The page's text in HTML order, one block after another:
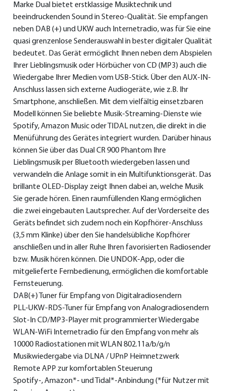
Marke Dual bietet erstklassige Musiktechnik und
beeindruckenden Sound in Stereo-Qualität. Sie empfangen
neben DAB (+) und UKW auch Internetradio, was für Sie eine
quasi grenzenlose Senderauswahl in bester digitaler Qualität
bedeutet. Das Gerät ermöglicht Ihnen neben dem Abspielen
Ihrer Lieblingsmusik oder Hörbücher von CD (MP3) auch die
Wiedergabe Ihrer Medien vom USB-Stick. Über den AUX-IN-
Anschluss lassen sich externe Audiogeräte, wie z.B. Ihr
Smartphone, anschließen. Mit dem vielfältig einsetzbaren
Modell können Sie beliebte Musik-Streaming-Dienste wie
Spotify, Amazon Music oder TIDAL nutzen, die direkt in die
Menüführung des Gerätes integriert wurden. Darüber hinaus
können Sie über das Dual CR 900 Phantom Ihre
Lieblingsmusik per Bluetooth wiedergeben lassen und
verwandeln die Anlage somit in ein Multifunktionsgerät. Das
brillante OLED-Display zeigt Ihnen dabei an, welche Musik
Sie gerade hören. Einen raumfüllenden Klang ermöglichen
die zwei eingebauten Lautsprecher. Auf der Vorderseite des
Geräts befindet sich zudem noch ein Kopfhörer-Anschluss
(3,5 mm Klinke) über den Sie handelsübliche Kopfhörer
anschließen und in aller Ruhe Ihren favorisierten Radiosender
bzw. Musik hören können. Die UNDOK-App, oder die
mitgelieferte Fernbedienung, ermöglichen die komfortable
Fernsteuerung.
DAB(+) Tuner für Empfang von Digitalradiosendern
PLL-UKW-RDS-Tuner für Empfang von Analogradiosendern
Slot-In CD/MP3-Player mit programmierter Wiedergabe
WLAN-WiFi Internetradio für den Empfang von mehr als
10000 Radiostationen mit WLAN 802.11a/b/g/n
Musikwiedergabe via DLNA / UPnP Heimnetzwerk
Remote APP zur komfortablen Steuerung
Spotify-, Amazon*- und Tidal*-Anbindung (*für Nutzer mit